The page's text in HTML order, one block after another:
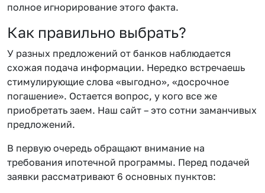
полное игнорирование этого факта.
Как правильно выбрать?
У разных предложений от банков наблюдается
схожая подача информации. Нередко встречаешь
стимулирующие слова «выгодно», «досрочное
погашение». Остается вопрос, у кого все же
приобретать заем. Наш сайт – это сотни заманчивых
предложений.
В первую очередь обращают внимание на
требования ипотечной программы. Перед подачей
заявки рассматривают 6 основных пунктов: